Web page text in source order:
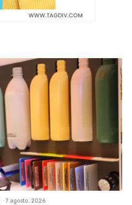
- 7 agosto, 2026